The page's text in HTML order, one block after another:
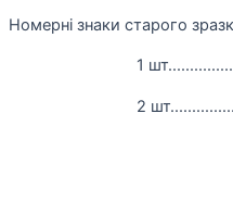
Номерні знаки старого
1
2